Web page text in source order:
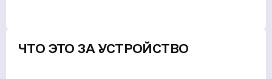
ЧТО ЭТО ЗА УСТРОЙСТВО